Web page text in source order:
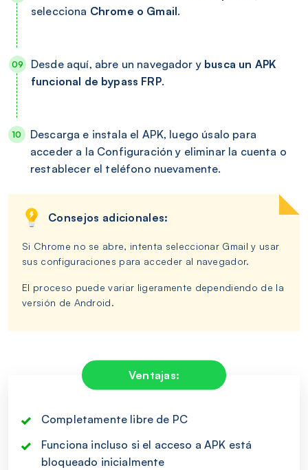
selecciona Chrome o Gmail.
Desde aquí, abre un navegador y busca un APK
funcional de bypass FRP.
Descarga e instala el APK, luego úsalo para
acceder a la Configuración y eliminar la cuenta o
restablecer el teléfono nuevamente.
Consejos adicionales:
Si Chrome no se abre, intenta seleccionar Gmail y usar
sus configuraciones para acceder al navegador.
El proceso puede variar ligeramente dependiendo de la
versión de Android.
Ventajas:
Completamente libre de PC
Funciona incluso si el acceso a APK está
bloqueado inicialmente